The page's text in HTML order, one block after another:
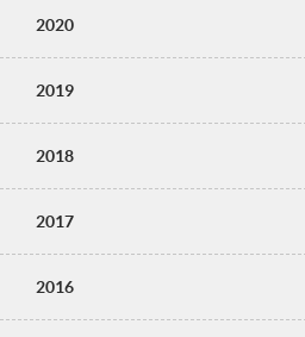
2020
2019
2018
2017
2016